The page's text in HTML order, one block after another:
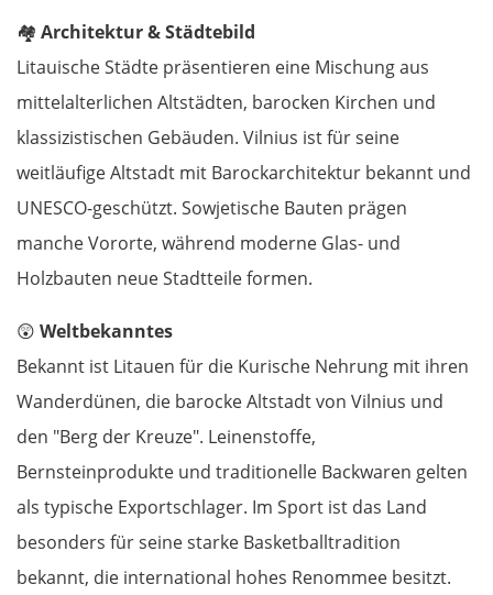
🏘️ Architektur & Städtebild
Litauische Städte präsentieren eine Mischung aus
mittelalterlichen Altstädten, barocken Kirchen und
klassizistischen Gebäuden. Vilnius ist für seine
weitläufige Altstadt mit Barockarchitektur bekannt und
UNESCO-geschützt. Sowjetische Bauten prägen
manche Vororte, während moderne Glas- und
Holzbauten neue Stadtteile formen.
😲 Weltbekanntes
Bekannt ist Litauen für die Kurische Nehrung mit ihren
Wanderdünen, die barocke Altstadt von Vilnius und
den "Berg der Kreuze". Leinenstoffe,
Bernsteinprodukte und traditionelle Backwaren gelten
als typische Exportschlager. Im Sport ist das Land
besonders für seine starke Basketballtradition
bekannt, die international hohes Renommee besitzt.